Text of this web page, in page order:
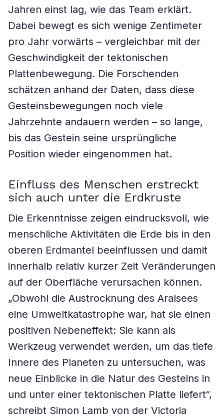
Jahren einst lag, wie das Team erklärt.
Dabei bewegt es sich wenige Zentimeter
pro Jahr vorwärts – vergleichbar mit der
Geschwindigkeit der tektonischen
Plattenbewegung. Die Forschenden
schätzen anhand der Daten, dass diese
Gesteinsbewegungen noch viele
Jahrzehnte andauern werden – so lange,
bis das Gestein seine ursprüngliche
Position wieder eingenommen hat.
Einfluss des Menschen erstreckt
sich auch unter die Erdkruste
Die Erkenntnisse zeigen eindrucksvoll, wie
menschliche Aktivitäten die Erde bis in den
oberen Erdmantel beeinflussen und damit
innerhalb relativ kurzer Zeit Veränderungen
auf der Oberfläche verursachen können.
„Obwohl die Austrocknung des Aralsees
eine Umweltkatastrophe war, hat sie einen
positiven Nebeneffekt: Sie kann als
Werkzeug verwendet werden, um das tiefe
Innere des Planeten zu untersuchen, was
neue Einblicke in die Natur des Gesteins in
und unter einer tektonischen Platte liefert“,
schreibt Simon Lamb von der Victoria